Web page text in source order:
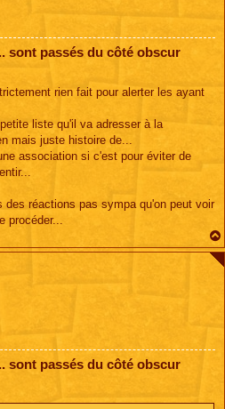
sont passés du côté obscur
rien fait pour alerter les ayant
liste qu'il va adresser à la
mais juste histoire de...
association si c'est pour éviter de
des réactions pas sympa qu'on peut voir
procéder...
sont passés du côté obscur